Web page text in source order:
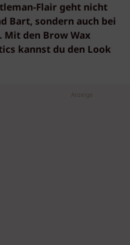
Flair geht nicht
Bart, sondern auch bei
Mit den Brow Wax
kannst du den Look
Anzeige